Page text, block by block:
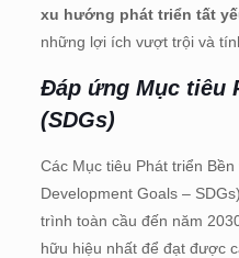
xu hướng phát triển tất
những lợi ích vượt trội và
Đáp ứng Mục tiêu
(SDGs)
Các Mục tiêu Phát triển
Development Goals –
trình toàn cầu đến năm
hữu hiệu nhất để đạt được